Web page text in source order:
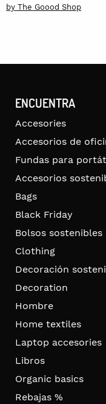
range:
by The Goood Shop
ENCUENTRA
Accesories
Accesorios de
Fundas para
Accesorios
Bags
Black Friday
Bolsos sostenibles
Clothing
Decoración
Decoration
Hombre
Home textiles
Laptop accesories
Libros
Organic basics
Rebajas %